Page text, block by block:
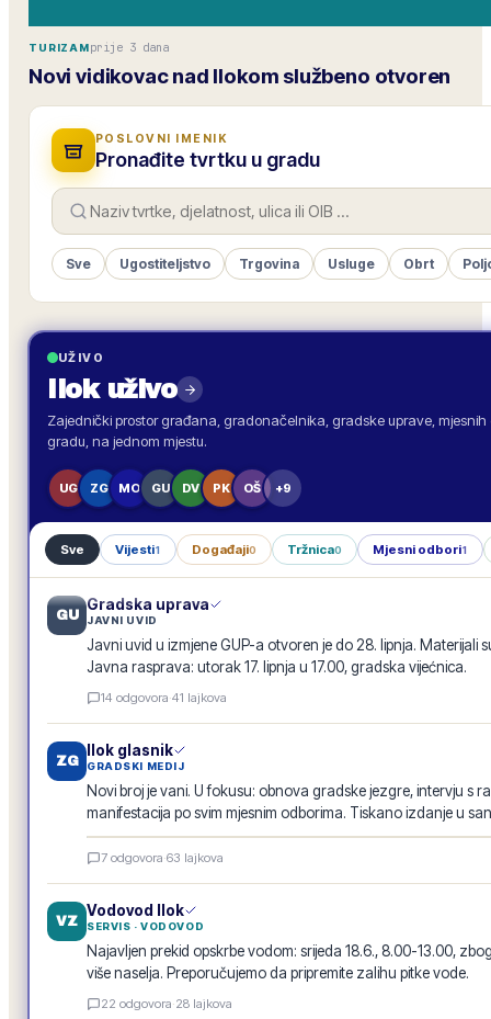
TURIZAMprije 3 dana
Novi vidikovac nad Ilokom službeno otvoren
POSLOVNI IMENIK
Pronađite tvrtku u gradu
Sve Ugostiteljstvo Trgovina Usluge Obrt
UŽIVO
Ilokuživo
Zajednički prostor građana, gradonačelnika, gradske uprave,
gradu, na jednom mjestu.
UG ZG MO GU DV PK OŠ +9
Sve Vijesti1 Događaji0 Tržnica0 Mjesni odbori1
GU
Gradska uprava
JAVNI UVID
Javni uvid u izmjene GUP-a otvoren je do 28. lipnja. Materijali
Javna rasprava: utorak 17. lipnja u 17.00, gradska vijećnica.
14 odgovora·41 lajkova
ZG
Ilok glasnik
GRADSKI MEDIJ
Novi broj je vani. U fokusu: obnova gradske jezgre, intervju s
manifestacija po svim mjesnim odborima. Tiskano izdanje u
E-GLASILO
Ilok glasnik · lipanj 2026.
7 odgovora·63 lajkova
VZ
Vodovod Ilok
SERVIS · VODOVOD
Najavljen prekid opskrbe vodom: srijeda 18.6., 8.00-13.00,
više naselja. Preporučujemo da pripremite zalihu pitke vode.
22 odgovora·28 lajkova